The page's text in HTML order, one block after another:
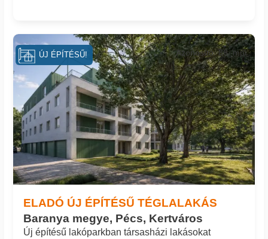
ELADÓ ÚJ ÉPÍTÉSŰ TÉGLALAKÁS
Baranya megye, Pécs, Kertváros
Azonosító: 86_mpi
Új építésű lakóparkban társasházi lakásokat
ÚJ ÉPÍTÉSŰ!